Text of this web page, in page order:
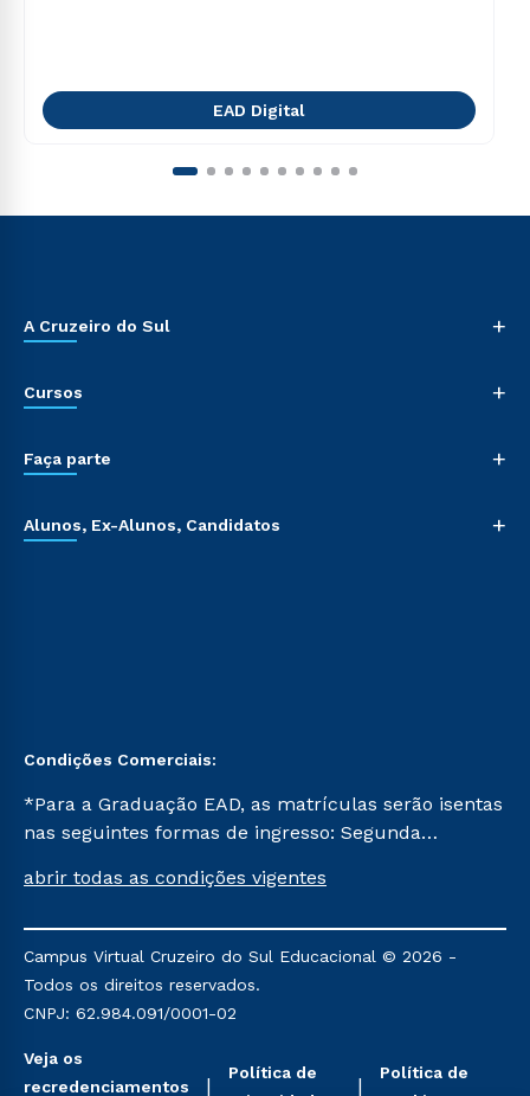
EAD Digital
A Cruzeiro do Sul +
Cursos +
Faça parte +
Alunos, Ex-Alunos, Candidatos +
Condições Comerciais:
*Para a Graduação EAD, as matrículas serão isentas
nas seguintes formas de ingresso: Segunda
Já para as demais, a taxa de matrícula será de R$
mencionadas são referentes aos cursos: Ensino
Religioso, Geografia para a Docência e Metodologia
do Ensino de História: Questões Atuais.
abrir todas as condições vigentes
Campus Virtual Cruzeiro do Sul Educacional © 2026 -
Todos os direitos reservados.
CNPJ: 62.984.091/0001-02
Veja os
recredenciamentos
Política de
Política de